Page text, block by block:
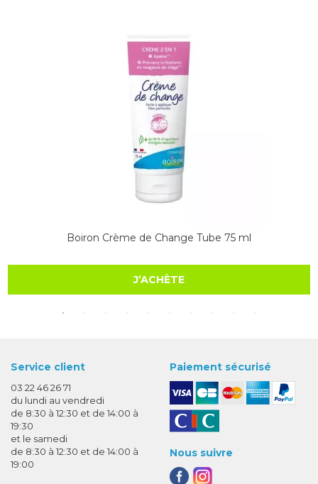
Boiron Crème de Change Tube 75 ml
J’ACHÈTE
Service client
03 22 46 26 71
du lundi au vendredi
de 8:30 à 12:30 et de 14:00 à
19:30
et le samedi
de 8:30 à 12:30 et de 14:00 à
19:00
Paiement sécurisé
Nous suivre